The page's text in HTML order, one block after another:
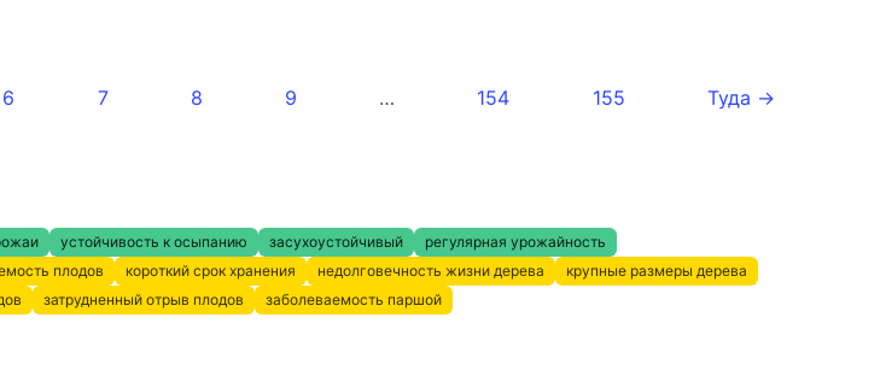
6 7 8 9 … 154 155 Туда →
устойчивость к осыпанию засухоустойчивый
регулярная урожайность
плодов короткий срок хранения недолговечность жизни дерева
крупные размеры дерева
затрудненный отрыв плодов заболеваемость паршой